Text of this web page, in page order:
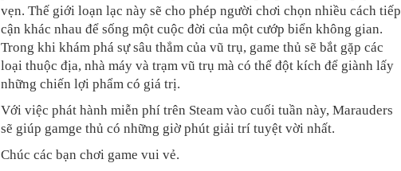
vẹn. Thế giới loạn lạc này sẽ cho phép người chơi chọn nhiều cách tiếp
cận khác nhau để sống một cuộc đời của một cướp biển không gian.
Trong khi khám phá sự sâu thẳm của vũ trụ, game thủ sẽ bắt gặp các
loại thuộc địa, nhà máy và trạm vũ trụ mà có thể đột kích để giành lấy
những chiến lợi phẩm có giá trị.
Với việc phát hành miễn phí trên Steam vào cuối tuần này, Marauders
sẽ giúp gamge thủ có những giờ phút giải trí tuyệt vời nhất.
Chúc các bạn chơi game vui vẻ.